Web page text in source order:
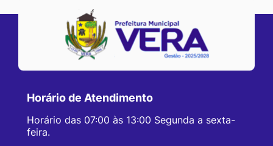
Horário de Atendimento
Horário das 07:00 às 13:00 Segunda a sexta-
feira.